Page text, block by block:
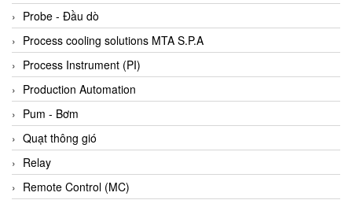
Binder Connector
Biotech
BirdX Vietnam
BK Vibro
Black Box
BlackBox Vietnam
BLAGDON PUMP
Bloom Engineering
Probe - Đầu dò
Process cooling solutions MTA S.P.A
Process Instrument (PI)
Production Automation
Pum - Bơm
Quạt thông gió
Relay
Remote Control (MC)